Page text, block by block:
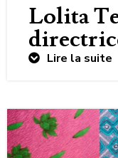
Lolita
Lire la suite